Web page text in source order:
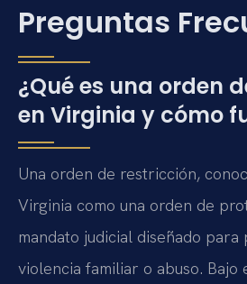
Preguntas
¿Qué es una orden
en Virginia y cómo
Una orden de restricción,
Virginia como una orden de
mandato judicial diseñado
violencia familiar o abuso. Bajo